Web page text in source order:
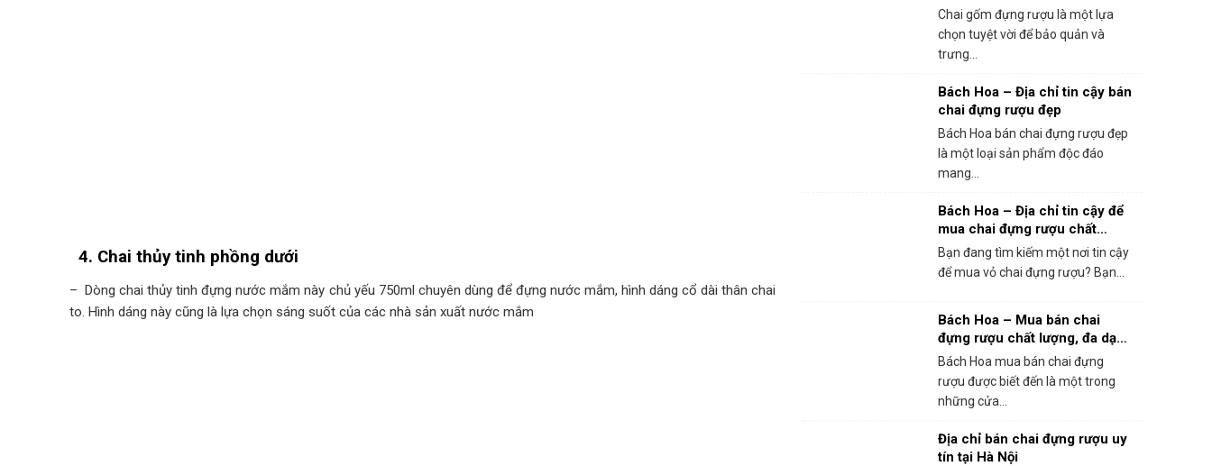
4. Chai thủy tinh phồng dưới
– Dòng chai thủy tinh đựng nước mắm này chủ yếu 750ml chuyên dùng để đựng nước mắm, hình dáng cổ dài thân chai
to. Hình dáng này cũng là lựa chọn sáng suốt của các nhà sản xuất nước mắm
Chai gốm đựng rượu là một lựa
chọn tuyệt vời để bảo quản và
trưng...
Bách Hoa – Địa chỉ tin cậy bán
chai đựng rượu đẹp
Bách Hoa bán chai đựng rượu đẹp
là một loại sản phẩm độc đáo
mang...
Bách Hoa – Địa chỉ tin cậy để
mua chai đựng rượu chất
lượng cao
Bạn đang tìm kiếm một nơi tin cậy
để mua vỏ chai đựng rượu? Bạn...
Bách Hoa – Mua bán chai
đựng rượu chất lượng, đa dạng
và uy tín
Bách Hoa mua bán chai đựng
rượu được biết đến là một trong
những cửa...
Địa chỉ bán chai đựng rượu uy
tín tại Hà Nội